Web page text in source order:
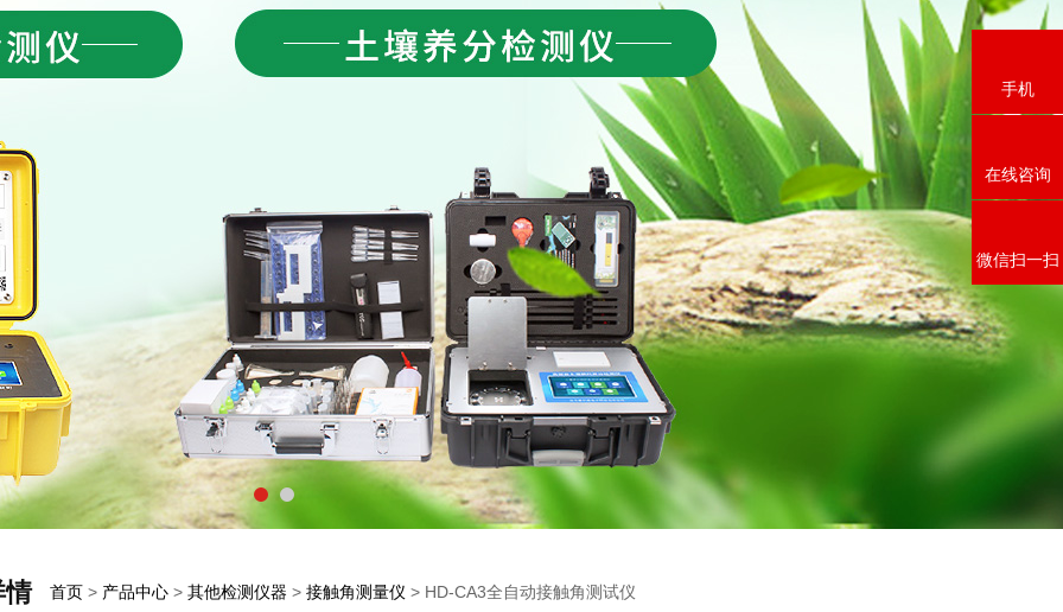
情 首页 > 产品中心 > 其他检测仪器 > 接触角测量仪 > HD-CA3全自动接触角测试仪
手机
在线咨询
微信扫一扫